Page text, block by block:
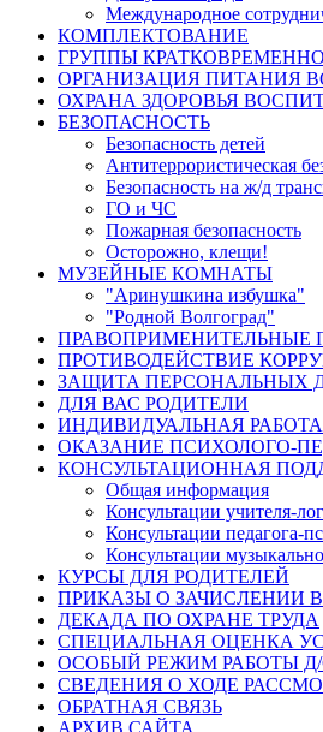
Международное
КОМПЛЕКТОВАНИЕ
ГРУППЫ
ОРГАНИЗАЦИЯ ПИТАНИЯ
ОХРАНА ЗДОРОВЬЯ
БЕЗОПАСНОСТЬ
Безопасность детей
Антитеррористическая
Безопасность на ж/д
ГО и ЧС
Пожарная безопасность
Осторожно, клещи!
МУЗЕЙНЫЕ КОМНАТЫ
"Аринушкина избушка"
"Родной Волгоград"
ПРАВОПРИМЕНИТЕЛЬНЫЕ
ПРОТИВОДЕЙСТВИЕ
ЗАЩИТА ПЕРСОНАЛЬНЫХ
ДЛЯ ВАС РОДИТЕЛИ
ИНДИВИДУАЛЬНАЯ РАБОТА
ОКАЗАНИЕ ПСИХОЛОГО-
КОНСУЛЬТАЦИОННАЯ
Общая информация
Консультации учителя-
Консультации педагога-
Консультации
КУРСЫ ДЛЯ РОДИТЕЛЕЙ
ПРИКАЗЫ О ЗАЧИСЛЕНИИ
ДЕКАДА ПО ОХРАНЕ ТРУДА
СПЕЦИАЛЬНАЯ ОЦЕНКА
ОСОБЫЙ РЕЖИМ РАБОТЫ Д/С
СВЕДЕНИЯ О ХОДЕ
ОБРАТНАЯ СВЯЗЬ
АРХИВ САЙТА